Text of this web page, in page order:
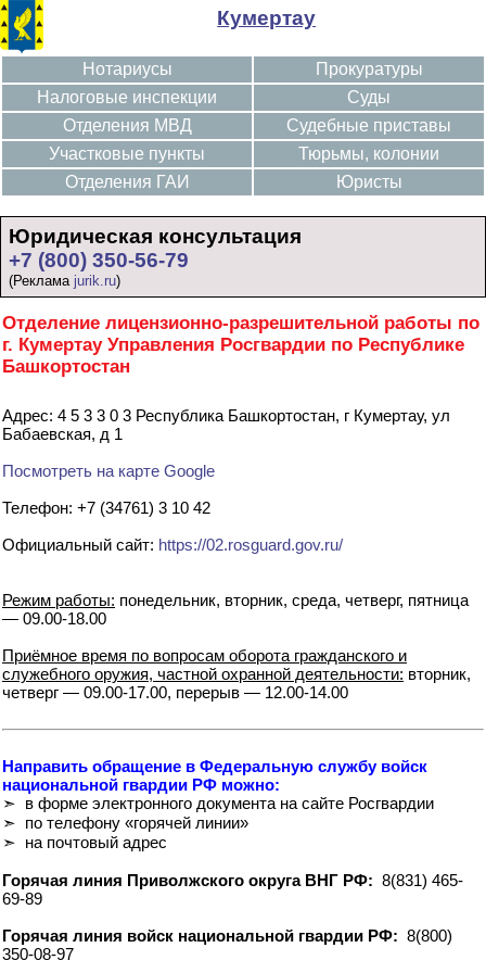
Кумертау
Нотариусы
Налоговые инспекции
Отделения МВД
Участковые пункты
Отделения ГАИ
Прокуратуры
Суды
Судебные приставы
Тюрьмы, колонии
Юристы
Юридическая консультация
+7 (800) 350-56-79
(Реклама jurik.ru)
Отделение лицензионно-разрешительной работы по
г. Кумертау Управления Росгвардии по Республике
Башкортостан
Адрес: 4 5 3 3 0 3 Республика Башкортостан, г Кумертау, ул
Бабаевская, д 1
Посмотреть на карте Google
Телефон: +7 (34761) 3 10 42
Официальный сайт: https://02.rosguard.gov.ru/
Режим работы: понедельник, вторник, среда, четверг, пятница
— 09.00-18.00
Приёмное время по вопросам оборота гражданского и
служебного оружия, частной охранной деятельности: вторник,
четверг — 09.00-17.00, перерыв — 12.00-14.00
Направить обращение в Федеральную службу войск
национальной гвардии РФ можно:
➣ в форме электронного документа на сайте Росгвардии
➣ по телефону «горячей линии»
➣ на почтовый адрес
Горячая линия Приволжского округа ВНГ РФ: 8(831) 465-
69-89
Горячая линия войск национальной гвардии РФ: 8(800)
350-08-97